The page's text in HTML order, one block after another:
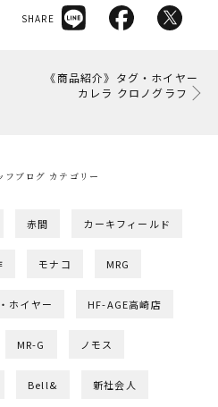
SHARE
《商品紹介》タグ・ホイヤー
カレラ クロノグラフ
フブログ カテゴリー
赤間 カーキフィールド
モナコ MRG
ホイヤー HF-AGE高崎店
MR-G ノモス
Bell& 新社会人